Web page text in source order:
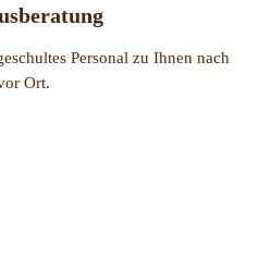
Personal zu Ihnen nach
Ort.